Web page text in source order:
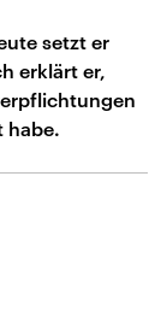
setzt er
erklärt er,
habe.